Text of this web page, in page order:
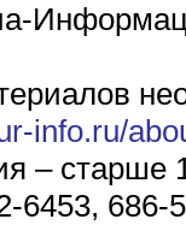
info.ru/
– старше
6453, 686-